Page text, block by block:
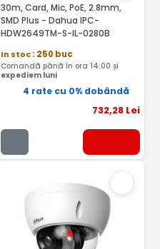
30m, Card, Mic, PoE, 2.8mm,
SMD Plus - Dahua IPC-
HDW2649TM-S-IL-0280B
In stoc: 250 buc
Comandă până în ora 14:00 și
expediem luni
4 rate cu 0% dobândă
732,28 Lei